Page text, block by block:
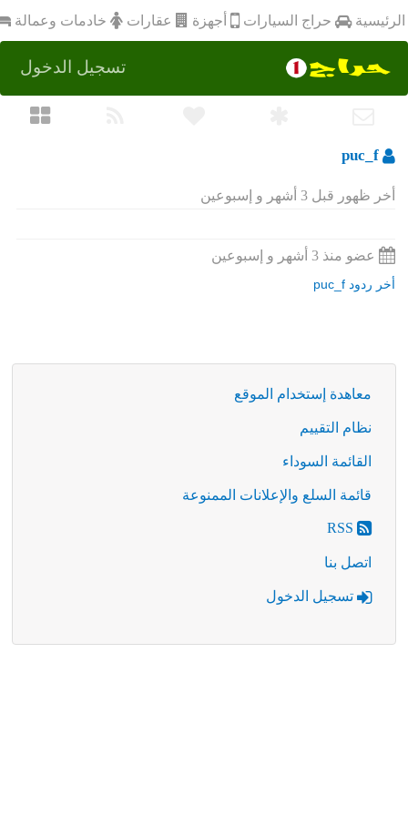
الرئيسية حراج السيارات أجهزة عقارات خادمات وعمالة
تسجيل الدخول
puc_f
أخر ظهور قبل 3 أشهر و إسبوعين
عضو منذ 3 أشهر و إسبوعين
أخر ردود puc_f
معاهدة إستخدام الموقع
نظام التقييم
القائمة السوداء
قائمة السلع والإعلانات الممنوعة
RSS
اتصل بنا
تسجيل الدخول